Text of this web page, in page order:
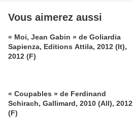
Vous aimerez aussi
« Moi, Jean Gabin » de Goliardia
Sapienza, Editions Attila, 2012 (It),
2012 (F)
« Coupables » de Ferdinand
Schirach, Gallimard, 2010 (All), 2012
(F)